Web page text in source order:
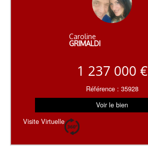
Caroline
GRIMALDI
1 237 000 €
Référence : 35928
Voir le bien
Visite Virtuelle